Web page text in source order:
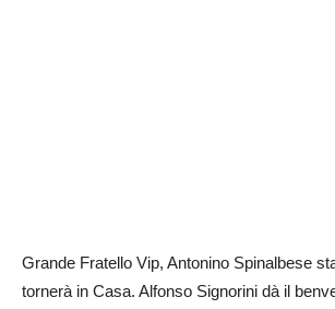
Grande Fratello Vip, Antonino Spinalbese
tornerà in Casa. Alfonso Signorini dà il